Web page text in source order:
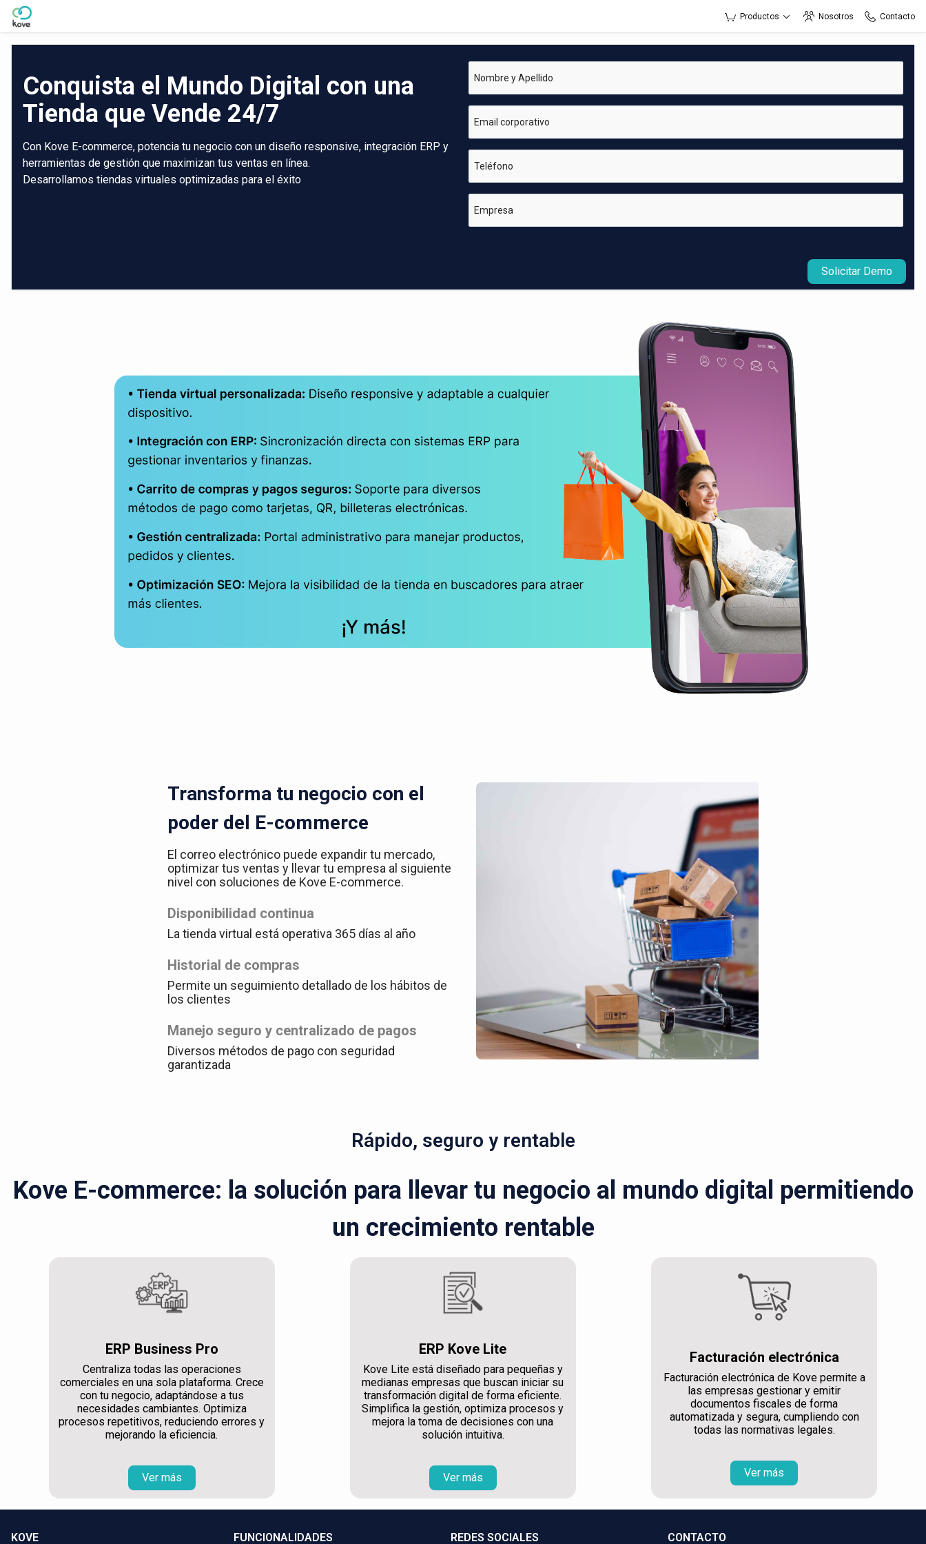
Skip to Main Content
Productos Nosotros Contacto
Conquista el Mundo Digital con una
Tienda que Vende 24/7
Con Kove E-commerce, potencia tu negocio con un diseño responsive, integración ERP y
herramientas de gestión que maximizan tus ventas en línea.
Desarrollamos tiendas virtuales optimizadas para el éxito
Nombre y Apellido
Email corporativo
Teléfono
Empresa
Solicitar Demo
Transforma tu negocio con el
poder del E-commerce
El correo electrónico puede expandir tu mercado,
optimizar tus ventas y llevar tu empresa al siguiente
nivel con soluciones de Kove E-commerce.
Disponibilidad continua
La tienda virtual está operativa 365 días al año
Historial de compras
Permite un seguimiento detallado de los hábitos de
los clientes
Manejo seguro y centralizado de pagos
Diversos métodos de pago con seguridad
garantizada
Rápido, seguro y rentable
Kove E-commerce: la solución para llevar tu negocio al mundo digital permitiendo
un crecimiento rentable
ERP Business Pro
Centraliza todas las operaciones
comerciales en una sola plataforma. Crece
con tu negocio, adaptándose a tus
necesidades cambiantes. Optimiza
procesos repetitivos, reduciendo errores y
mejorando la eficiencia.
Ver más
ERP Kove Lite
Kove Lite está diseñado para pequeñas y
medianas empresas que buscan iniciar su
transformación digital de forma eficiente.
Simplifica la gestión, optimiza procesos y
mejora la toma de decisiones con una
solución intuitiva.
Ver más
Facturación electrónica
Facturación electrónica de Kove permite a
las empresas gestionar y emitir
documentos fiscales de forma
automatizada y segura, cumpliendo con
todas las normativas legales.
Ver más
KOVE FUNCIONALIDADES REDES SOCIALES CONTACTO